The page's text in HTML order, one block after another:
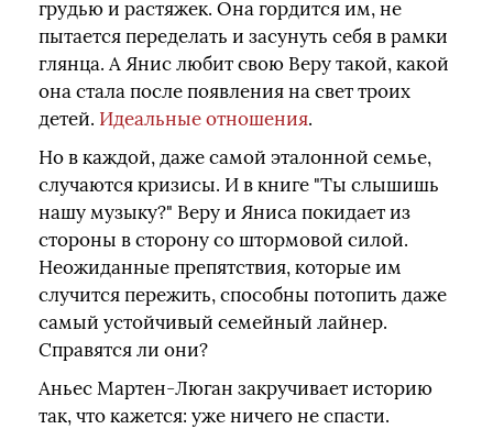
грудью и растяжек. Она гордится им, не
пытается переделать и засунуть себя в рамки
глянца. А Янис любит свою Веру такой, какой
она стала после появления на свет троих
детей. Идеальные отношения.
Но в каждой, даже самой эталонной семье,
случаются кризисы. И в книге "Ты слышишь
нашу музыку?" Веру и Яниса покидает из
стороны в сторону со штормовой силой.
Неожиданные препятствия, которые им
случится пережить, способны потопить даже
самый устойчивый семейный лайнер.
Справятся ли они?
Аньес Мартен-Люган закручивает историю
так, что кажется: уже ничего не спасти.